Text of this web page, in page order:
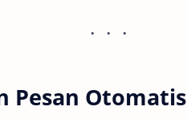
Pesan Otomatis